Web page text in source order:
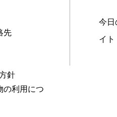
先
針
の利用につ
今日
イト